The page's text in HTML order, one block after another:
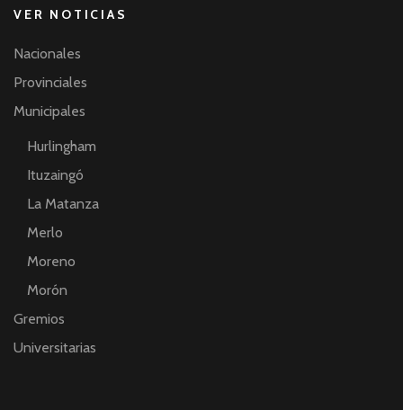
VER NOTICIAS
Nacionales
Provinciales
Municipales
Hurlingham
Ituzaingó
La Matanza
Merlo
Moreno
Morón
Gremios
Universitarias